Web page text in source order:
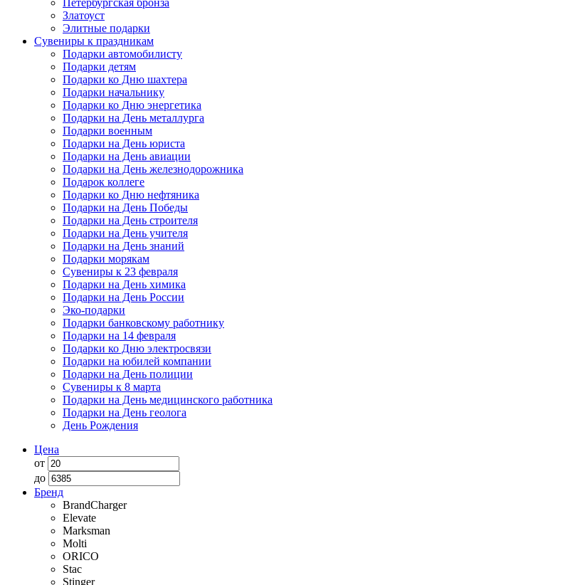
Петербургская бронза
Златоуст
Элитные подарки
Сувениры к праздникам
Подарки автомобилисту
Подарки детям
Подарки ко Дню шахтера
Подарки начальнику
Подарки ко Дню энергетика
Подарки на День металлурга
Подарки военным
Подарки на День юриста
Подарки на День авиации
Подарки на День железнодорожника
Подарок коллеге
Подарки ко Дню нефтяника
Подарки на День Победы
Подарки на День строителя
Подарки на День учителя
Подарки на День знаний
Подарки морякам
Сувениры к 23 февраля
Подарки на День химика
Подарки на День России
Эко-подарки
Подарки банковскому работнику
Подарки на 14 февраля
Подарки ко Дню электросвязи
Подарки на юбилей компании
Подарки на День полиции
Сувениры к 8 марта
Подарки на День медицинского работника
Подарки на День геолога
День Рождения
Цена
от
до
Бренд
BrandCharger
Elevate
Marksman
Molti
ORICO
Stac
Stinger